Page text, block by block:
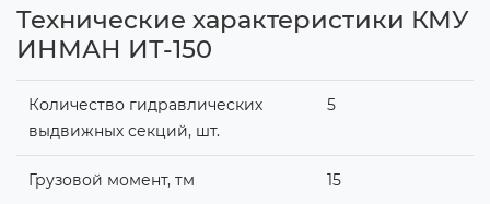
Технические характеристики КМУ
ИНМАН ИТ-150
Количество гидравлических
выдвижных секций, шт.
5
Грузовой момент, тм 15